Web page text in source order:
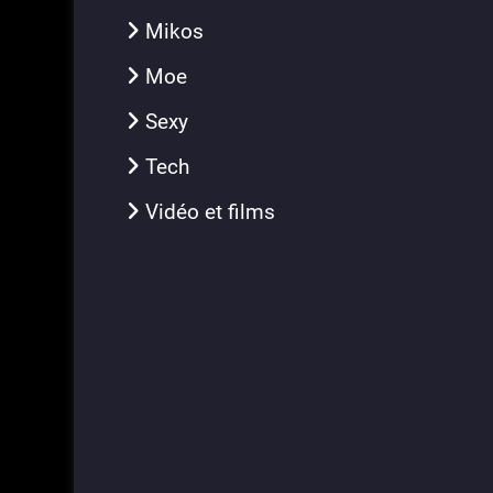
Mikos
Moe
Sexy
Tech
Vidéo et films